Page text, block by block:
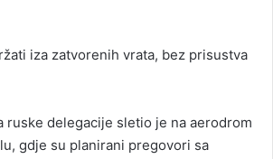
iza zatvorenih vrata, bez prisustva
ruske delegacije sletio je na aerodrom
gdje su planirani pregovori sa